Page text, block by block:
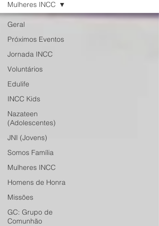
Geral
Próximos Eventos
Jornada INCC
Voluntários
Edulife
INCC Kids
Nazateen
(Adolescentes)
JNI (Jovens)
Somos Família
Mulheres INCC
Homens de Honra
Missões
GC: Grupo de
Comunhão
Mulheres INCC